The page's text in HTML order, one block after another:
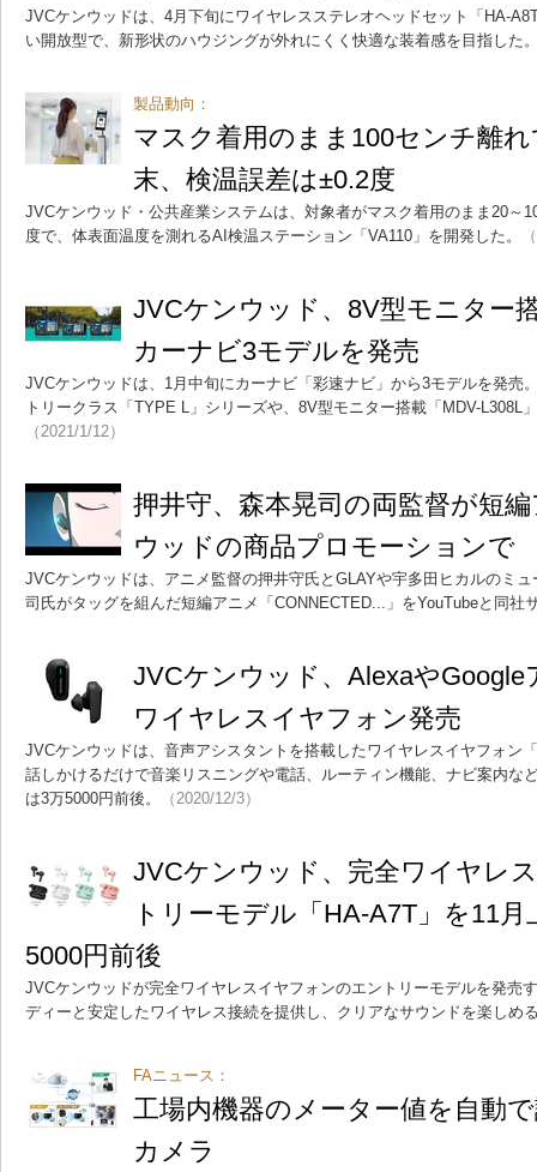
JVCケンウッドは、4月下旬にワイヤレスステレオヘッドセット「HA-
い開放型で、新形状のハウジングが外れにくく快適な装着感を目指した
製品動向：
マスク着用のまま100センチ離
末、検温誤差は±0.2度
JVCケンウッド・公共産業システムは、対象者がマスク着用のまま20～
度で、体表面温度を測れるAI検温ステーション「VA110」を開発した。
JVCケンウッド、8V型モニター
カーナビ3モデルを発売
JVCケンウッドは、1月中旬にカーナビ「彩速ナビ」から3モデルを発売
トリークラス「TYPE L」シリーズや、8V型モニター搭載「MDV-L308L
（2021/1/12）
押井守、森本晃司の両監督が短
ウッドの商品プロモーションで
JVCケンウッドは、アニメ監督の押井守氏とGLAYや宇多田ヒカルのミ
司氏がタッグを組んだ短編アニメ「CONNECTED...」をYouTubeと同社
JVCケンウッド、Alexaや
ワイヤレスイヤフォン発売
JVCケンウッドは、音声アシスタントを搭載したワイヤレスイヤフォン
話しかけるだけで音楽リスニングや電話、ルーティン機能、ナビ案内な
は3万5000円前後。
（2020/12/3）
JVCケンウッド、完全ワイヤレ
トリーモデル「HA-A7T」を11
5000円前後
JVCケンウッドが完全ワイヤレスイヤフォンのエントリーモデルを発売
ディーと安定したワイヤレス接続を提供し、クリアなサウンドを楽しめ
FAニュース：
工場内機器のメーター値を自動
カメラ